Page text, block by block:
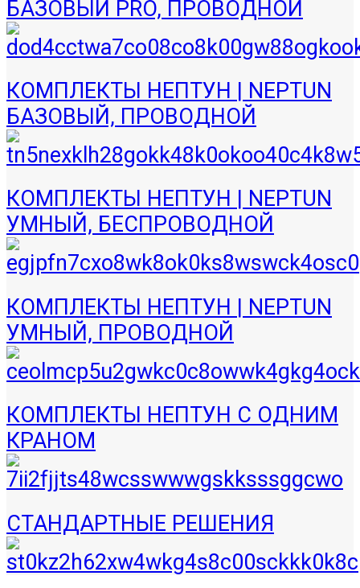
БАЗОВЫЙ PRO, ПРОВОДНОЙ
КОМПЛЕКТЫ НЕПТУН | NEPTUN
БАЗОВЫЙ, ПРОВОДНОЙ
КОМПЛЕКТЫ НЕПТУН | NEPTUN
УМНЫЙ, БЕСПРОВОДНОЙ
КОМПЛЕКТЫ НЕПТУН | NEPTUN
УМНЫЙ, ПРОВОДНОЙ
КОМПЛЕКТЫ НЕПТУН С ОДНИМ
КРАНОМ
СТАНДАРТНЫЕ РЕШЕНИЯ